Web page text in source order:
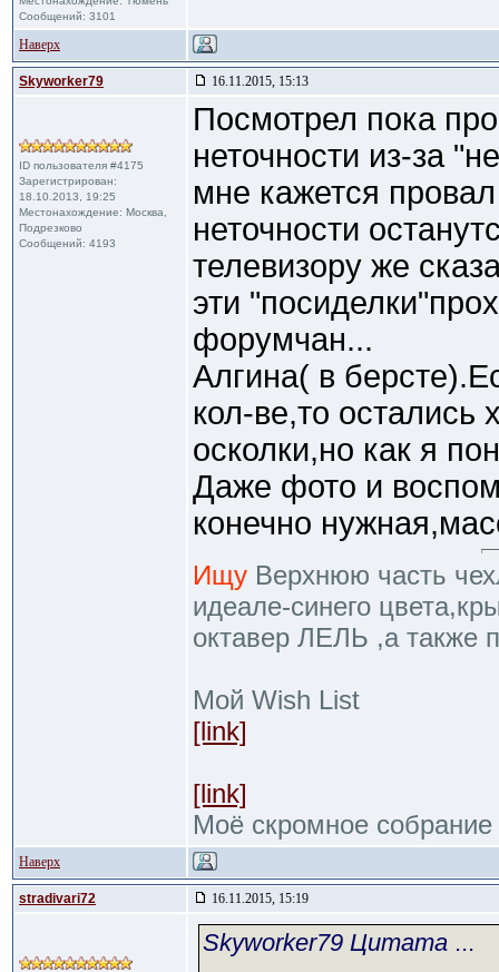
Сообщений: 3101
Наверх
Skyworker79 16.11.2015, 15:13
ID пользователя #4175
Зарегистрирован:
18.10.2013, 19:25
Местонахождение: Москва,
Подрезково
Сообщений: 4193
Посмотрел пока
неточности из-за
мне кажется
неточности
телевизору же
эти
форумчан...
Алгина( в
кол-ве,то остались
осколки,но как я
Даже фото и
конечно
Ищу Верхнюю часть
идеале-синего
октавер ЛЕЛЬ ,а также
Мой Wish List
[link]
[link]
Моё скромное собрание
Наверх
stradivari72 16.11.2015, 15:19
Skyworker79 Цитата ...